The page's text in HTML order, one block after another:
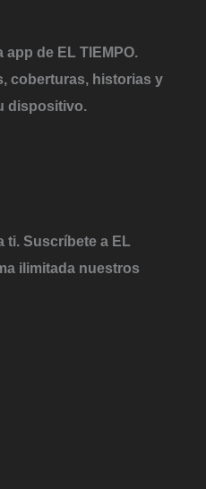
de EL TIEMPO.
coberturas, historias y
dispositivo.
ti. Suscríbete a EL
ilimitada nuestros